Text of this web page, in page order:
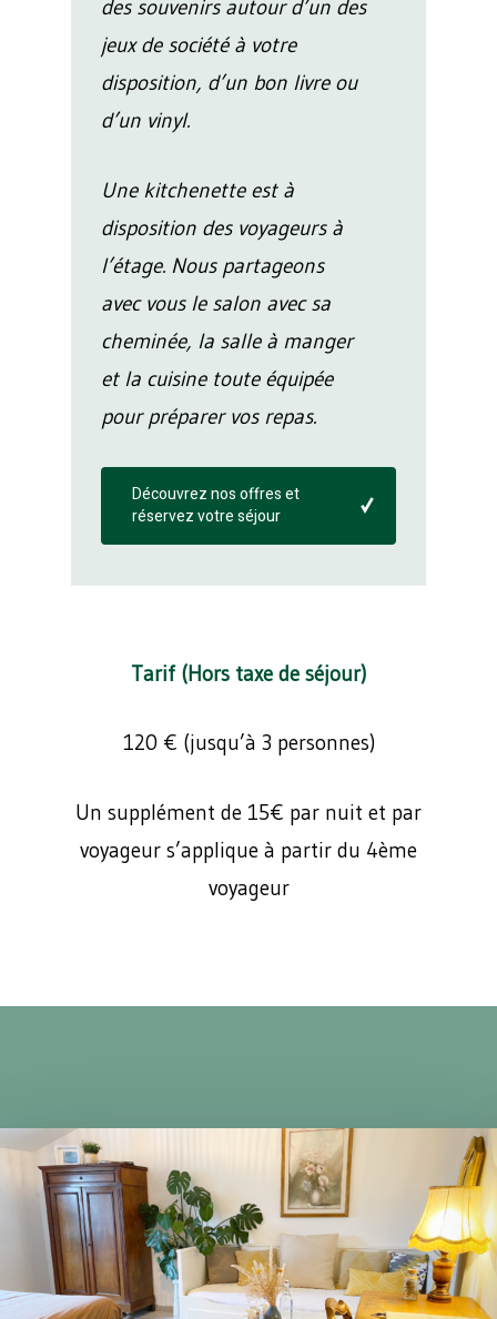
des souvenirs autour d’un des
jeux de société à votre
disposition, d’un bon livre ou
d’un vinyl.
Une kitchenette est à
disposition des voyageurs à
l’étage. Nous partageons
avec vous le salon avec sa
cheminée, la salle à manger
et la cuisine toute équipée
pour préparer vos repas.
Découvrez nos offres et
réservez votre séjour
Tarif (Hors taxe de séjour)
120 € (jusqu’à 3 personnes)
Un supplément de 15€ par nuit et par
voyageur s’applique à partir du 4ème
voyageur